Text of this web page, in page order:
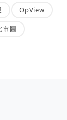
OpView
市圖